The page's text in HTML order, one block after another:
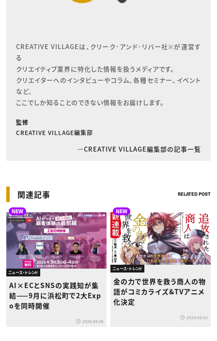
CREATIVE VILLAGEは、クリーク･アンド･リバー社※が運営す
る
クリエイティブ業界に特化した情報を扱うメディアです。
クリエイターへのインタビューやコラム、各種セミナー、イベント
など、
ここでしか知ることのできない情報をお届けします。
監修
CREATIVE VILLAGE編集部
CREATIVE VILLAGE編集部の記事一覧
関連記事 RELATED POST
NEW
ニュース・トレンド
AI×ECとSNSの実践知が集
結——9月に浜松町で2大Exp
oを同時開催
2026.08.06
NEW
ニュース・トレンド
金の力で世界を救う商人の物
語がコミカライズ&TVアニメ
化決定
2026.08.03